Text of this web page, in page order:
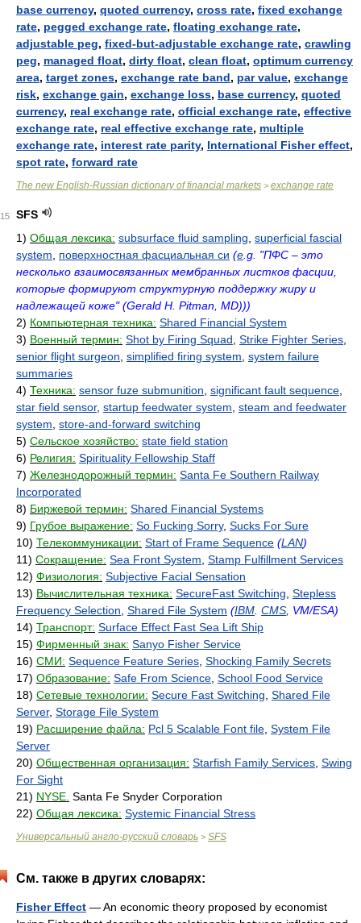
base currency, quoted currency, cross rate, fixed exchange
rate, pegged exchange rate, floating exchange rate,
adjustable peg, fixed-but-adjustable exchange rate, crawling
peg, managed float, dirty float, clean float, optimum currency
area, target zones, exchange rate band, par value, exchange
risk, exchange gain, exchange loss, base currency, quoted
currency, real exchange rate, official exchange rate, effective
exchange rate, real effective exchange rate, multiple
exchange rate, interest rate parity, International Fisher effect,
spot rate, forward rate
The new English-Russian dictionary of financial markets > exchange rate
15
SFS
1) Общая лексика: subsurface fluid sampling superficial fascial
system
поверхностная фасциальная си (e .g. "ПФС – это
несколько взаимосвязанных мембранных листков фасции,
которые формируют структурную поддержку жиру и
надлежащей коже" (Gerald H. Pitman, MD)))
2) Компьютерная техника: Shared Financial System
3) Военный термин: Shot by Firing Squad Strike Fighter Series
senior flight surgeon simplified firing system system failure
summaries
4) Техника: sensor fuze submunition significant fault sequence
star field sensor, startup feedwater system steam and feedwater
system store-and-forward switching
5) Сельское хозяйство: state field station
6) Религия: Spirituality Fellowship Staff
7) Железнодорожный термин: Santa Fe Southern Railway
Incorporated
8) Биржевой термин: Shared Financial Systems
9) Грубое выражение: So Fucking Sorry, Sucks For Sure
10) Телекоммуникации: Start of Frame Sequence (LAN)
11) Сокращение: Sea Front System Stamp Fulfillment Services
12) Физиология: Subjective Facial Sensation
13) Вычислительная техника: SecureFast Switching Stepless
Frequency Selection Shared File System (IBM CMS , VM/ESA)
14) Транспорт: Surface Effect Fast Sea Lift Ship
15) Фирменный знак: Sanyo Fisher Service
16) СМИ: Sequence Feature Series Shocking Family Secrets
17) Образование: Safe From Science School Food Service
18) Сетевые технологии: Secure Fast Switching Shared File
Server, Storage File System
19) Расширение файла: Pcl 5 Scalable Font file System File
Server
20) Общественная организация: Starfish Family Services Swing
For Sight
21) NYSE. Santa Fe Snyder Corporation
22) Общая лексика: Systemic Financial Stress
Универсальный англо-русский словарь > SFS
См. также в других словарях:
Fisher Effect — An economic theory proposed by economist